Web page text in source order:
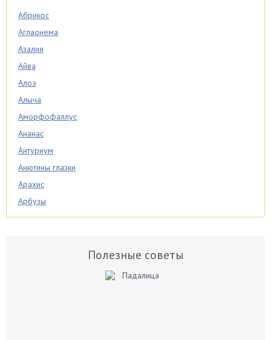
Абрикос
Аглаонема
Азалия
Айва
Алоэ
Алыча
Аморфофаллус
Ананас
Антуриум
Анютины глазки
Арахис
Арбузы
Аспарагус
Полезные советы